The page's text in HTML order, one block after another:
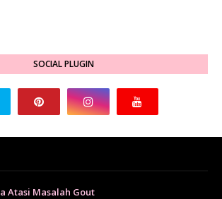
SOCIAL PLUGIN
Atasi Masalah Gout